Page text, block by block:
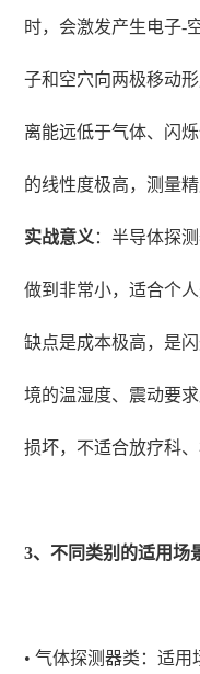
时，会激发产生电子-
子和空穴向两极移动
离能远低于气体、闪
的线性度极高，测量
实战意义 ：半导体探
做到非常小，适合个
缺点是成本极高，是
境的温湿度、震动要
损坏，不适合放疗科
3、不同类别的适用场
• 气体探测器类：适